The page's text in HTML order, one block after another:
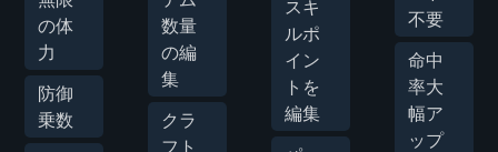
の体
力
防御
乗数
数量
の編
集
クラ
フト
スキ
ルポ
イン
トを
編集
不要
命中
率大
幅ア
ップ